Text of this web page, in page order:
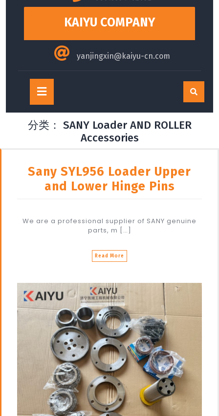
KAIYU COMPANY
yanjingxin@kaiyu-cn.com
Open
Button
分类： SANY Loader AND ROLLER
Accessories
Sany SYL956 Loader Upper
and Lower Hinge Pins
We are a professional supplier of SANY genuine
parts, m […]
Read More